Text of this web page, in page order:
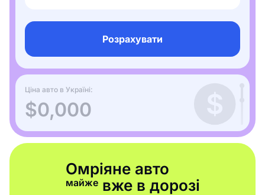
Розрахувати
Ціна авто в Україні:
$0,000
Омріяне авто
майжевже в дорозі